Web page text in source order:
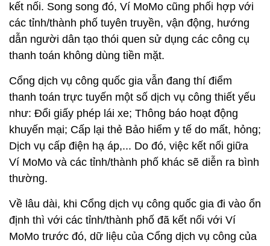
kết nối. Song song đó, Ví MoMo cũng phối hợp với
các tỉnh/thành phố tuyên truyền, vận động, hướng
dẫn người dân tạo thói quen sử dụng các công cụ
thanh toán không dùng tiền mặt.
Cổng dịch vụ công quốc gia vẫn đang thí điểm
thanh toán trực tuyến một số dịch vụ công thiết yếu
như: Đổi giấy phép lái xe; Thông báo hoạt động
khuyến mại; Cấp lại thẻ Bảo hiểm y tế do mất, hỏng;
Dịch vụ cấp điện hạ áp,... Do đó, việc kết nối giữa
Ví MoMo và các tỉnh/thành phố khác sẽ diễn ra bình
thường.
Về lâu dài, khi Cổng dịch vụ công quốc gia đi vào ổn
định thì với các tỉnh/thành phố đã kết nối với Ví
MoMo trước đó, dữ liệu của Cổng dịch vụ công của